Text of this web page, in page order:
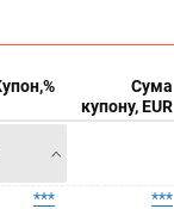
Сума
купону, EUR
*** ***